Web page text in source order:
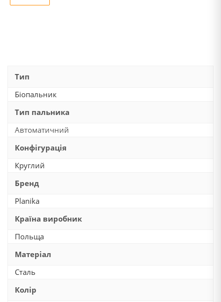
Тип
Біопальник
Тип пальника
Автоматичний
Конфігурація
Круглий
Бренд
Planika
Країна виробник
Польща
Матеріал
Сталь
Колір